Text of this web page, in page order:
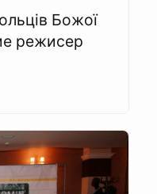
Божої
режисер